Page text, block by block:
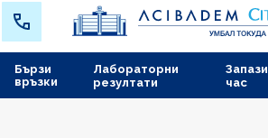
Лабораторни
резултати
Запази
час
Бързи
връзки